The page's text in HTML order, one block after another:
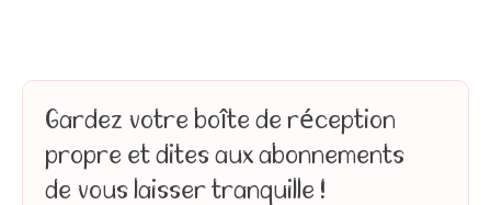
Gardez votre boîte de réception
propre et dites aux abonnements
de vous laisser tranquille !